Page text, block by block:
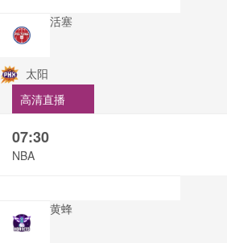
活塞
太阳
高清直播
07:30
NBA
黄蜂